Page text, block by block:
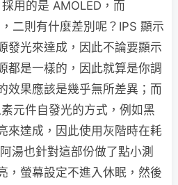
用的是 AMOLED，而
二則有什麼差別呢？IPS 顯示
發光來達成，因此不論要顯示
都是一樣的，因此就算是你調
效果應該是幾乎無所差異；而
元件自發光的方式，例如黑
來達成，因此使用灰階時在耗
湯也針對這部份做了點小測
，螢幕設定不進入休眠，然後